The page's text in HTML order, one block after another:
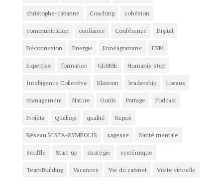
christophe-cabanne Coaching cohésion
communication confiance Conférence Digital
Déconnexion Energie Ennéagramme ESM
Expertise formation GERME Humanis-step
Intelligence Collective Klaxoon leadership Locaux
management Nature Outils Partage Podcast
Projets Qualiopi qualité Repos
Réseau VISTA-SYMBOLIS sagesse Santé mentale
Souffle Start-up stratégie systémique
TeamBuilding Vacances Vie du cabinet Visite virtuelle